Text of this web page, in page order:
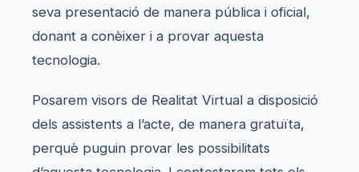
seva presentació de manera pública i oficial,
donant a conèixer i a provar aquesta
tecnologia.
Posarem visors de Realitat Virtual a disposició
dels assistents a l’acte, de manera gratuïta,
perquè puguin provar les possibilitats